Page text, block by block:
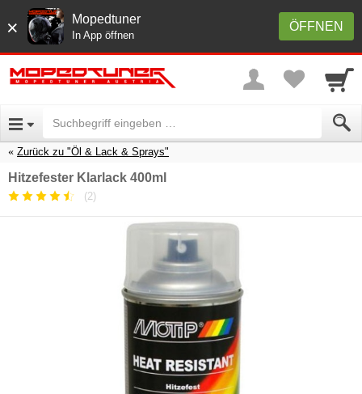
× ÖFFNEN
Mopedtuner
In App öffnen
Zurück zu "Öl & Lack & Sprays"
Hitzefester Klarlack 400ml
(2)